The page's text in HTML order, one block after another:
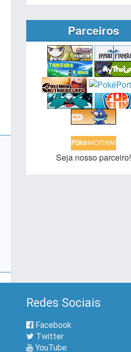
Parceiros
Seja nosso parceiro!
Redes Sociais
Facebook
Twitter
YouTube